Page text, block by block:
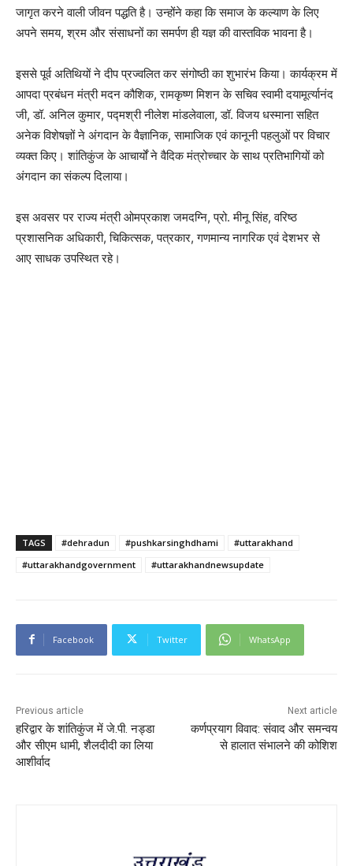
जागृत करने वाली जीवन पद्धति है। उन्होंने कहा कि समाज के कल्याण के लिए
अपने समय, श्रम और संसाधनों का समर्पण ही यज्ञ की वास्तविक भावना है।
इससे पूर्व अतिथियों ने दीप प्रज्वलित कर संगोष्ठी का शुभारंभ किया। कार्यक्रम में
आपदा प्रबंधन मंत्री मदन कौशिक, रामकृष्ण मिशन के सचिव स्वामी दयामूर्त्यानंद
जी, डॉ. अनिल कुमार, पद्मश्री नीलेश मांडलेवाला, डॉ. विजय धस्माना सहित
अनेक विशेषज्ञों ने अंगदान के वैज्ञानिक, सामाजिक एवं कानूनी पहलुओं पर विचार
व्यक्त किए। शांतिकुंज के आचार्यों ने वैदिक मंत्रोच्चार के साथ प्रतिभागियों को
अंगदान का संकल्प दिलाया।
इस अवसर पर राज्य मंत्री ओमप्रकाश जमदग्नि, प्रो. मीनू सिंह, वरिष्ठ
प्रशासनिक अधिकारी, चिकित्सक, पत्रकार, गणमान्य नागरिक एवं देशभर से
आए साधक उपस्थित रहे।
TAGS #dehradun #pushkarsinghdhami
#uttarakhand
#uttarakhandgovernment
#uttarakhandnewsupdate
Facebook Twitter WhatsApp
Previous article
हरिद्वार के शांतिकुंज में जे.पी. नड्डा
और सीएम धामी, शैलदीदी का लिया
आशीर्वाद
Next article
कर्णप्रयाग विवाद: संवाद और समन्वय
से हालात संभालने की कोशिश